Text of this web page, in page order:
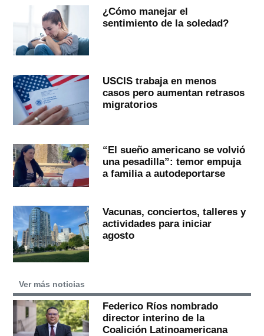
¿Cómo manejar el
sentimiento de la soledad?
USCIS trabaja en menos
casos pero aumentan retrasos
migratorios
“El sueño americano se volvió
una pesadilla”: temor empuja
a familia a autodeportarse
Vacunas, conciertos, talleres y
actividades para iniciar
agosto
Ver más noticias
Federico Ríos nombrado
director interino de la
Coalición Latinoamericana